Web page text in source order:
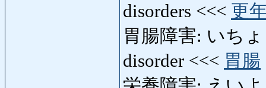
disorders <<< 更
胃腸障害: いち
disorder <<< 胃腸